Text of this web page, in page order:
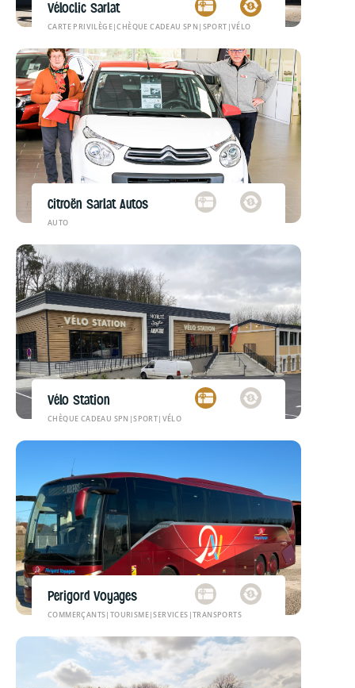
Véloclic Sarlat
CARTE PRIVILÈGE|CHÈQUE CADEAU SPN | SPORT |VÉLO
Citroën Sarlat Autos
AUTO
Vélo Station
CHÈQUE CADEAU SPN |SPORT| VÉLO
Perigord Voyages
COMMERÇANTS| TOURISME|SERVICES |TRANSPORTS